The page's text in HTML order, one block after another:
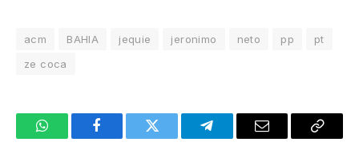
acm BAHIA jequie jeronimo neto pp
pt
ze coca
WhatsAppFacebookTwitter TelegramaE-
Copiar